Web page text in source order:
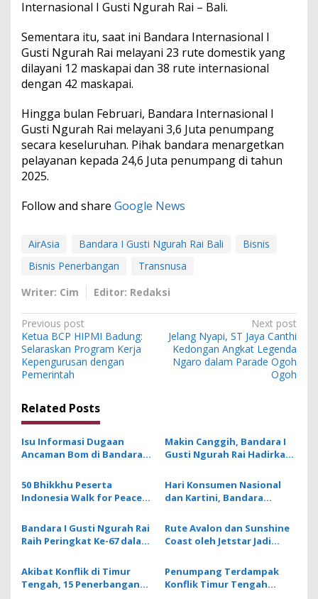
Internasional I Gusti Ngurah Rai – Bali.
Sementara itu, saat ini Bandara Internasional I
Gusti Ngurah Rai melayani 23 rute domestik yang
dilayani 12 maskapai dan 38 rute internasional
dengan 42 maskapai.
Hingga bulan Februari, Bandara Internasional I
Gusti Ngurah Rai melayani 3,6 Juta penumpang
secara keseluruhan. Pihak bandara menargetkan
pelayanan kepada 24,6 Juta penumpang di tahun
2025.
Follow and share Google News
AirAsia Bandara I Gusti Ngurah Rai Bali
Bisnis
Bisnis Penerbangan
Transnusa
Writer: Cim
Editor: Redaksi
P
o
s
t
n
a
v
i
g
a
t
i
o
n
Previous post
Ketua BCP HIPMI Badung:
Selaraskan Program Kerja
Kepengurusan dengan
Pemerintah
Next post
Jelang Nyapi, ST Jaya Canthi
Kedongan Angkat Legenda
Ngaro dalam Parade Ogoh
Ogoh
Related Posts
Isu Informasi Dugaan
Ancaman Bom di Bandara
Benar, Operasional
Penerbangan Lancar
Makin Canggih, Bandara I
Gusti Ngurah Rai Hadirkan
ExperIA
50 Bhikkhu Peserta
Indonesia Walk for Peace
Hari Konsumen Nasional
dan Kartini, Bandara
Aktivasi Booth Make Up
Bandara I Gusti Ngurah Rai
Raih Peringkat Ke-67 dalam
Awards 2026
Rute Avalon dan Sunshine
Coast oleh Jetstar Jadi
Australia ke Bali
Akibat Konflik di Timur
Tengah, 15 Penerbangan
Penumpang Terdampak
Konflik Timur Tengah